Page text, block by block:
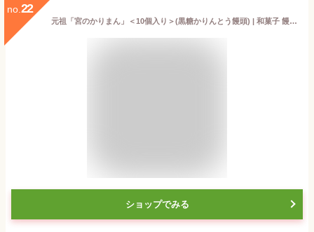
no. 22
元祖「宮のかりまん」＜10個入り＞(黒糖かりんとう饅頭) | 和菓子 饅頭 まんじゅう お菓子 ホワイトデー ギフト お返し 2026 バレンタイン 春ギフト 母の日 贈り物 プレゼント ギフト お祝い お返し 内祝い 結婚内祝い 退職祝い お礼 ギフト お土産 手土産 お取り寄せ
ショップでみる